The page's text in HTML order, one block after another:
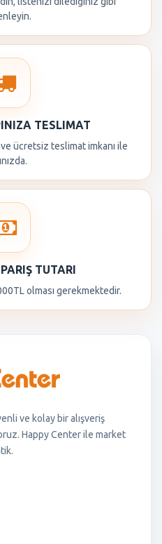
TESLIMAT
ücretsiz teslimat imkanı ile
TUTARI
olması gerekmektedir.
ve kolay bir alışveriş
Happy Center ile market